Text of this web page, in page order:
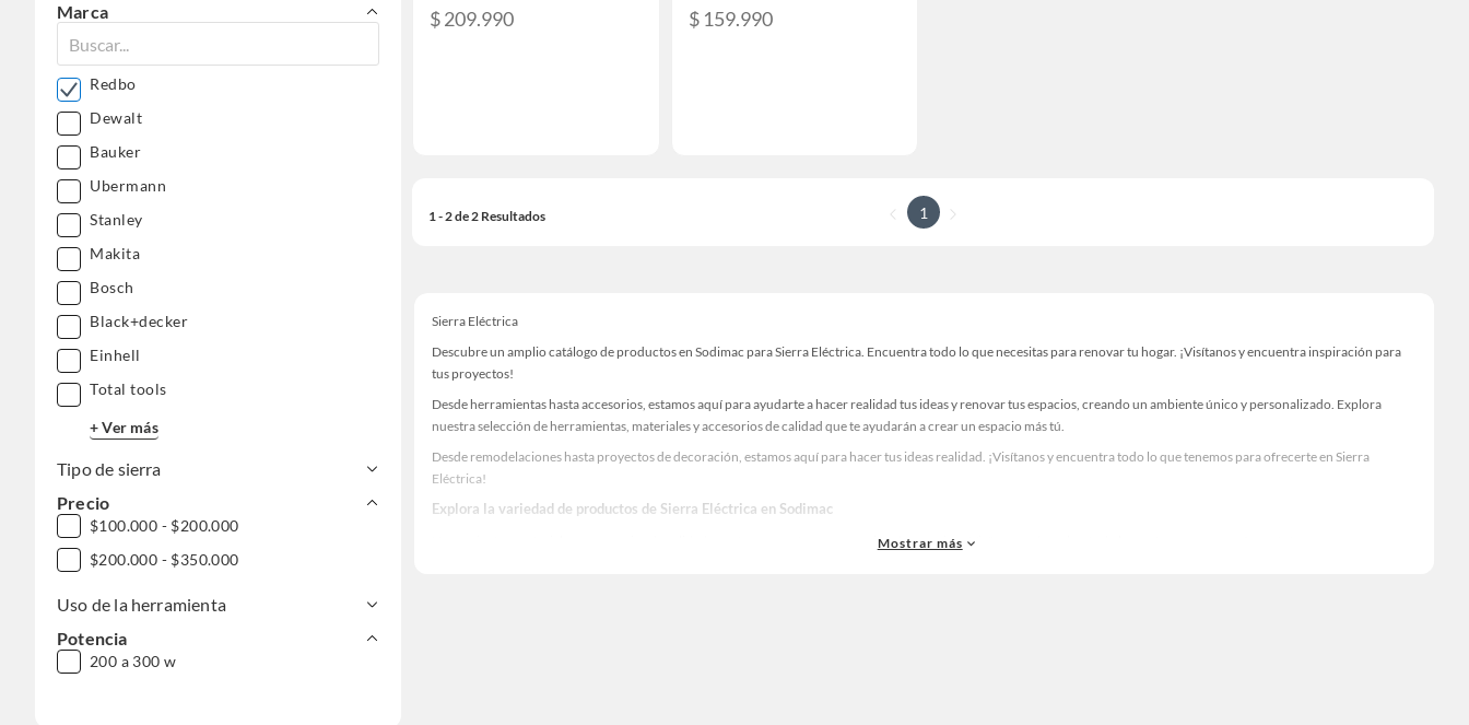
Marca
Redbo
Dewalt
Bauker
Ubermann
Stanley
Makita
Bosch
Black+decker
Einhell
Total tools
+ Ver más
Tipo de sierra
Precio
$100.000 - $200.000
$200.000 - $350.000
Uso de la herramienta
Potencia
200 a 300 w
$ 209.990 $ 159.990
1 - 2 de 2 Resultados 1
Sierra Eléctrica
Descubre un amplio catálogo de productos en Sodimac para Sierra Eléctrica. Encuentra todo lo que necesitas para renovar tu hogar. ¡Visítanos y encuentra inspiración para
tus proyectos!
Desde herramientas hasta accesorios, estamos aquí para ayudarte a hacer realidad tus ideas y renovar tus espacios, creando un ambiente único y personalizado. Explora
nuestra selección de herramientas, materiales y accesorios de calidad que te ayudarán a crear un espacio más tú.
Desde remodelaciones hasta proyectos de decoración, estamos aquí para hacer tus ideas realidad. ¡Visítanos y encuentra todo lo que tenemos para ofrecerte en Sierra
Eléctrica!
Explora la variedad de productos de Sierra Eléctrica en Sodimac
Herramientas, materiales y accesorios de calidad para tus proyectos y renovación de espacios. ¡Visítanos y descubre todo lo que tenemos para ofrecerte!
Mostrar más